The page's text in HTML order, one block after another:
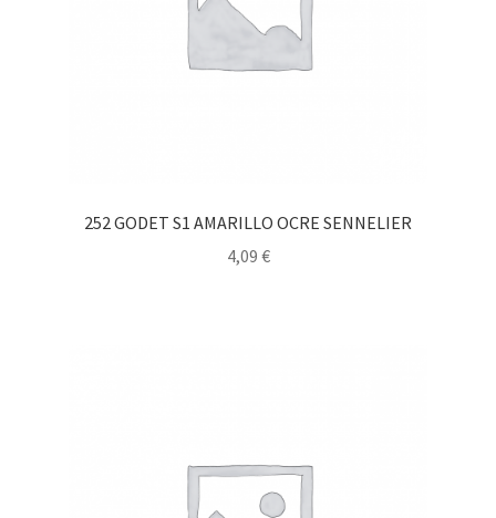
252 GODET S1 AMARILLO OCRE SENNELIER
4,09 €